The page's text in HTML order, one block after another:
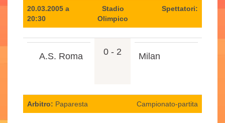
20.03.2005 a
20:30
Stadio
Olimpico
Spettatori:
A.S. Roma 0 - 2 Milan
Arbitro: Paparesta Campionato-partita